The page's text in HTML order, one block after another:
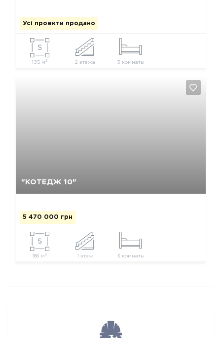
Усі проекти продано
135 м2 2 этажа 3 комнаты
"КОТЕДЖ 10"
5 470 000 грн
186 м 2 1 этаж 3 комнаты